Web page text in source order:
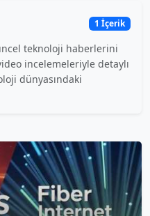
1 İçerik
teknoloji haberlerini
incelemeleriyle detaylı
dünyasındaki